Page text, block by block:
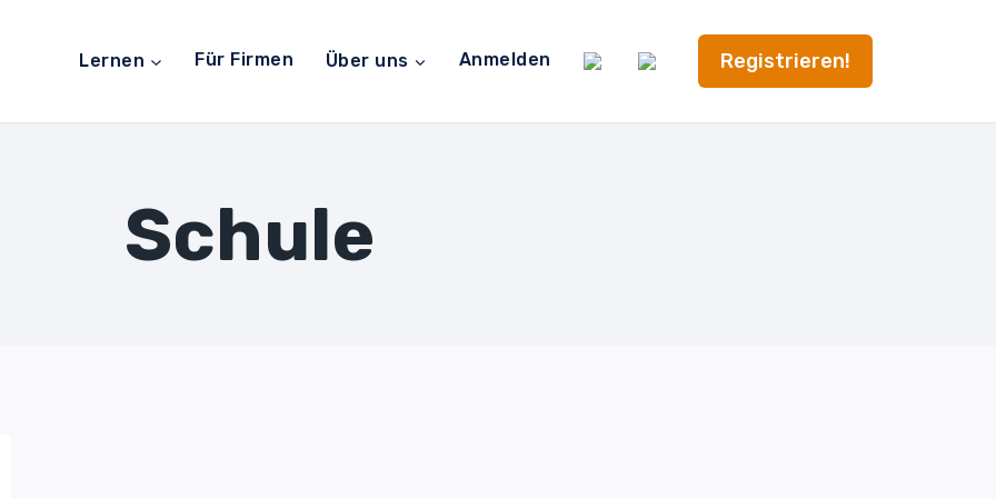
Lernen Für Firmen Über uns Anmelden Registrieren!
Schule